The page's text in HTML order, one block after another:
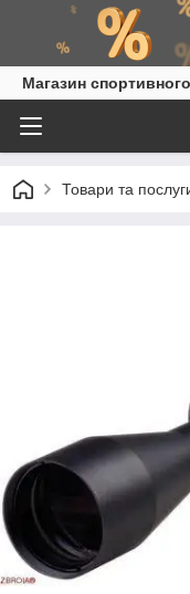
Магазин
Товари та